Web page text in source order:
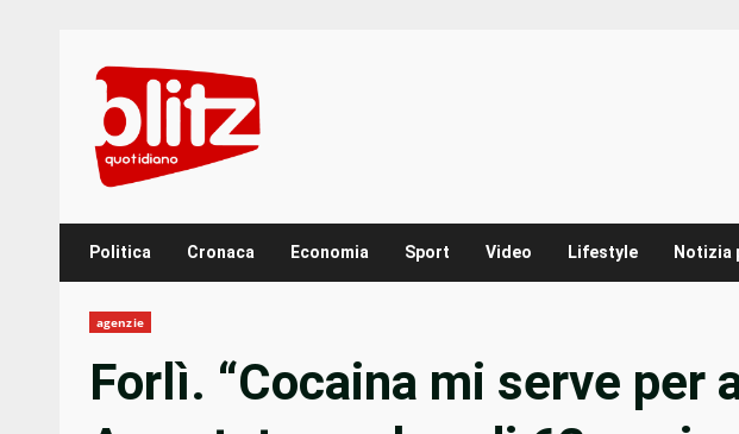
content
Politica Cronaca Economia Sport Video Lifestyle Notizia
agenzie
Forlì. “Cocaina mi serve per